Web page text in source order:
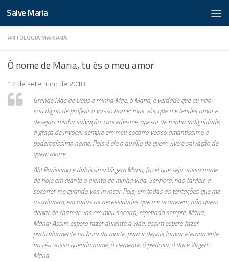
Salve Maria
ANTOLOGIA MARIANA
Ó nome de Maria, tu és o meu amor
12 de setembro de 2018
Grande Mãe de Deus e minha Mãe, ó Maria, é verdade que eu não
sou digno de proferir o vosso nome; mas vós, que me tendes amor e
desejais minha salvação, concedei-me, apesar de minha indignidade,
a graça de invocar sempre em meu socorro vosso amantíssimo e
poderosíssimo nome. Pois é ele o auxílio de quem vive e salvação de
quem morre.
Ah! Puríssima e dulcíssima Virgem Maria, fazei que seja vosso nome
de hoje em diante o alento de minha vida. Senhora, não tardeis a
socorrer-me quando vos invocar. Pois, em todas as tentações que me
assaltarem, em todas as necessidades que me ocorrerem, não quero
deixar de chamar-vos em meu socorro, repetindo sempre: Maria,
Maria! Assim espero fazer durante a vida, assim espero fazer
particularmente na hora da morte, para ir depois louvar eternamente
no céu vosso querido nome, ó clemente, ó piedosa, ó doce Virgem
Maria.